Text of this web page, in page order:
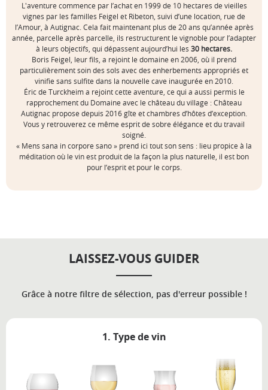
L'aventure commence par l’achat en 1999 de 10 hectares de vieilles
vignes par les familles Feigel et Ribeton, suivi d’une location, rue de
l’Amour, à Autignac. Cela fait maintenant plus de 20 ans qu’année après
année, parcelle après parcelle, ils restructurent le vignoble pour l’adapter
à leurs objectifs, qui dépassent aujourd’hui les 30 hectares.
Boris Feigel, leur fils, a rejoint le domaine en 2006, où il prend
particulièrement soin des sols avec des enherbements appropriés et
vinifie sans sulfite dans la nouvelle cave inaugurée en 2010.
Éric de Turckheim a rejoint cette aventure, ce qui a aussi permis le
rapprochement du Domaine avec le château du village : Château
Autignac propose depuis 2016 gîte et chambres d’hôtes d’exception.
Vous y retrouverez ce même esprit de sobre élégance et du travail
soigné.
« Mens sana in corpore sano » prend ici tout son sens : lieu propice à la
méditation où le vin est produit de la façon la plus naturelle, il est bon
pour l’esprit et pour le corps.
LAISSEZ-VOUS GUIDER
Grâce à notre filtre de sélection, pas d'erreur possible !
1. Type de vin